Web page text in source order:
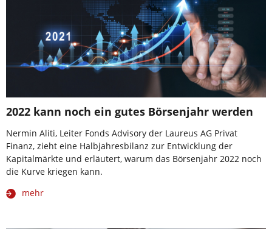
2022 kann noch ein gutes Börsenjahr werden
Nermin Aliti, Leiter Fonds Advisory der Laureus AG Privat
Finanz, zieht eine Halbjahresbilanz zur Entwicklung der
Kapitalmärkte und erläutert, warum das Börsenjahr 2022 noch
die Kurve kriegen kann.
mehr